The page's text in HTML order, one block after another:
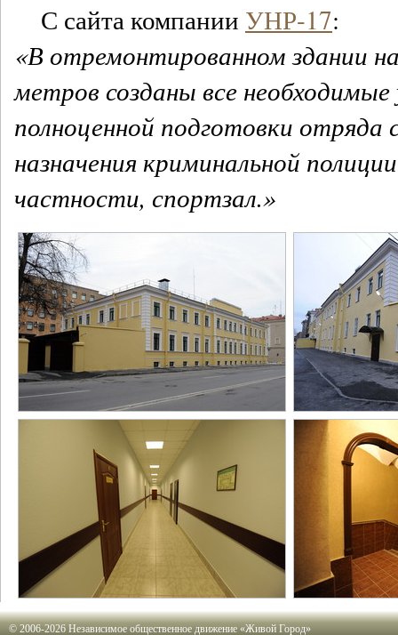
С сайта компании УНР-17:
«В отремонтированном здании
метров созданы все необходимые
полноценной подготовки отряда
назначения криминальной
частности, спортзал.»
© 2006-2026 Независимое общественное движение «Живой Город»